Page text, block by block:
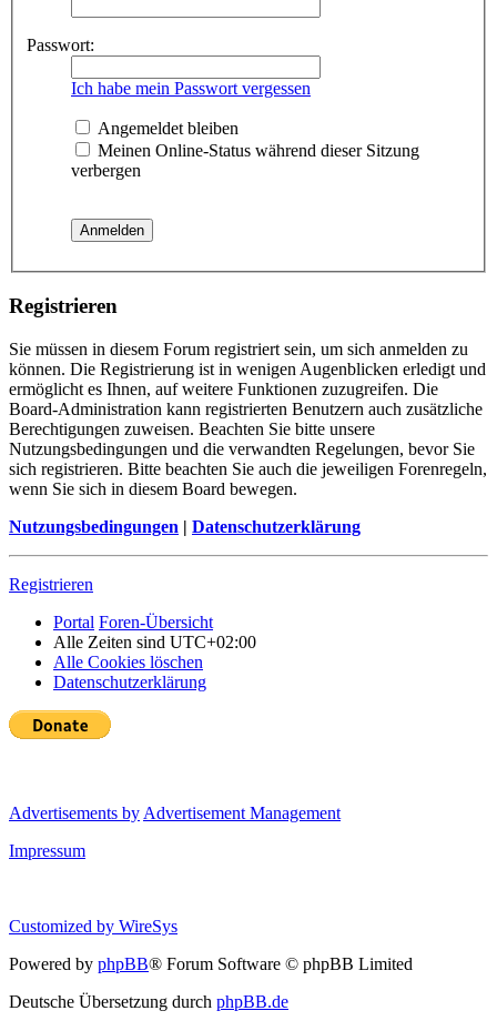
Passwort:
Ich habe mein Passwort vergessen
Angemeldet bleiben
Meinen Online-Status während dieser Sitzung
verbergen
Registrieren
Sie müssen in diesem Forum registriert sein, um sich anmelden zu
können. Die Registrierung ist in wenigen Augenblicken erledigt und
ermöglicht es Ihnen, auf weitere Funktionen zuzugreifen. Die
Board-Administration kann registrierten Benutzern auch zusätzliche
Berechtigungen zuweisen. Beachten Sie bitte unsere
Nutzungsbedingungen und die verwandten Regelungen, bevor Sie
sich registrieren. Bitte beachten Sie auch die jeweiligen Forenregeln,
wenn Sie sich in diesem Board bewegen.
Nutzungsbedingungen | Datenschutzerklärung
Registrieren
Portal Foren-Übersicht
Alle Zeiten sind UTC+02:00
Alle Cookies löschen
Datenschutzerklärung
Advertisements by Advertisement Management
Impressum
Customized by WireSys
Powered by phpBB® Forum Software © phpBB Limited
Deutsche Übersetzung durch phpBB.de